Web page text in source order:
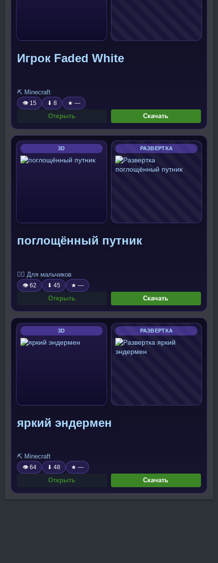
Игрок Faded White
⛏️ Minecraft
👁 15 ⬇ 8 ★ —
Открыть Скачать
3D РАЗВЕРТКА
поглощённый путник
🧍‍♂️ Для мальчиков
👁 62 ⬇ 45 ★ —
Открыть Скачать
3D РАЗВЕРТКА
яркий эндермен
⛏️ Minecraft
👁 64 ⬇ 48 ★ —
Открыть Скачать